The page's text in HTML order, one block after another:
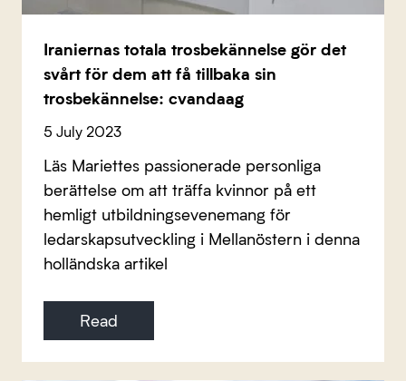
Iraniernas totala trosbekännelse gör det
svårt för dem att få tillbaka sin
trosbekännelse: cvandaag
5 July 2023
Läs Mariettes passionerade personliga
berättelse om att träffa kvinnor på ett
hemligt utbildningsevenemang för
ledarskapsutveckling i Mellanöstern i denna
holländska artikel
Read